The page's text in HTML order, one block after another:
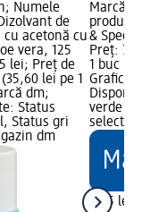
Numele
de
acetonă cu
vera, 125
lei; Preț de
lei pe 1
dm;
Status
Status gri
dm
Marcă:
&
Preț:
1 buc
Grafică
verde
7,95 lei